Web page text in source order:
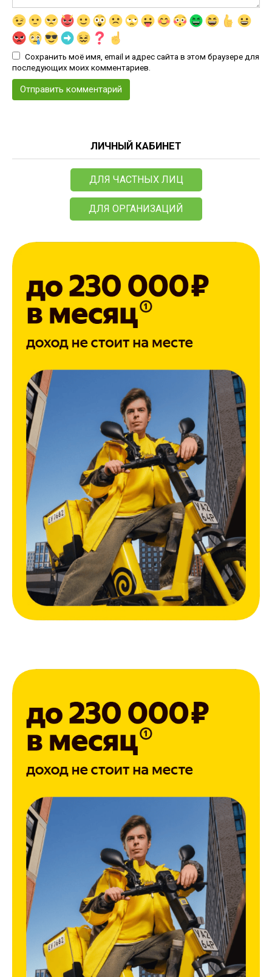
Сохранить моё имя, email и адрес сайта в этом браузере для
последующих моих комментариев.
ЛИЧНЫЙ КАБИНЕТ
ДЛЯ ЧАСТНЫХ ЛИЦ
ДЛЯ ОРГАНИЗАЦИЙ